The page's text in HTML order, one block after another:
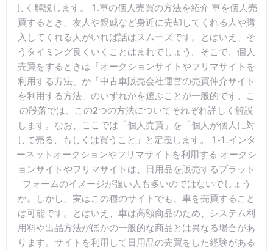
しく解説します。 1.車の個人売買の方法を紹介 車を個人売
買するとき、友人や親戚など身近に売却してくれる人や購
入してくれる人がいれば話はスムーズです。とはいえ、そ
うタイミング良くいくことはまれでしょう。そこで、個人
売買をするときは「オークションサイトやフリマサイトを
利用する方法」か「中古車販売会社運営の売買仲介サイト
を利用する方法」のいずれかを選ぶことが一般的です。こ
の段落では、この2つの方法についてそれぞれ詳しく解説
します。なお、ここでは「個人売買」を「個人が個人に対
して売る、もしくは買うこと」と定義します。 1-1.インタ
ーネットオークションやフリマサイトを利用する オークシ
ョンサイトやフリマサイトは、日用品を販売するプラット
フォームのイメージが強い人も多いのではないでしょう
か。しかし、実はこの種のサイトでも、車を売買すること
は可能です。とはいえ、車は高額商品のため、システム利
用料や出品方法がほかの一般的な商品とは異なる場合があ
ります。サイトを利用して日用品の売買をした経験がある